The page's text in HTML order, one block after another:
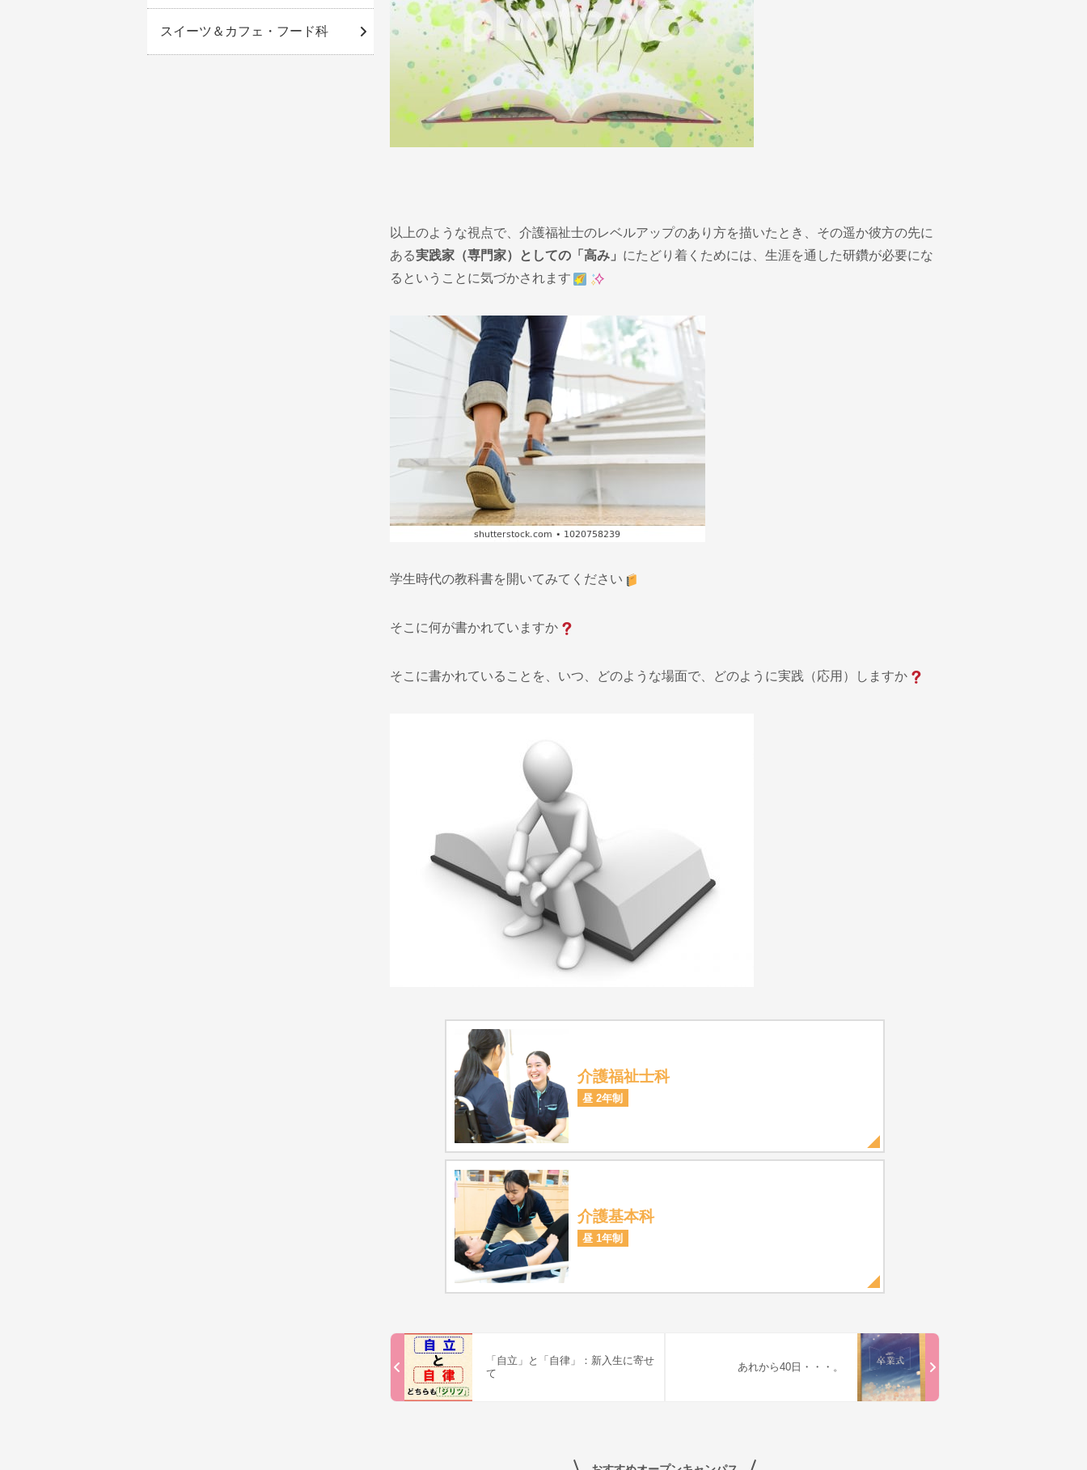
以上のような視点で、介護福祉士のレベルアップのあり方を描いたとき、その遥か彼方の先に
ある実践家（専門家）としての「高み」 にたどり着くためには、生涯を通した研鑽が必要にな
るということに気づかされます
学生時代の教科書を開いてみてください
そこに何が書かれていますか
そこに書かれていることを、いつ、どのような場面で、どのように実践（応用）しますか
介護福祉士科
昼 2年制
介護基本科
昼 1年制
「自立」と「自律」：新入生に寄せ
て
あれから40日・・・。
スイーツ＆カフェ・フード科